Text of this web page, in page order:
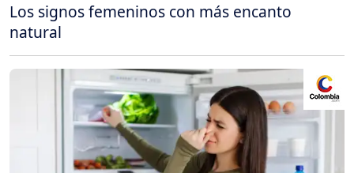
Los signos femeninos con más encanto
natural